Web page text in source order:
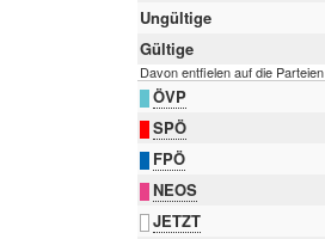
Ungültige
Gültige
Davon entfielen auf die Parteien
ÖVP
SPÖ
FPÖ
NEOS
JETZT